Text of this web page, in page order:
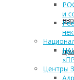
и
Центры